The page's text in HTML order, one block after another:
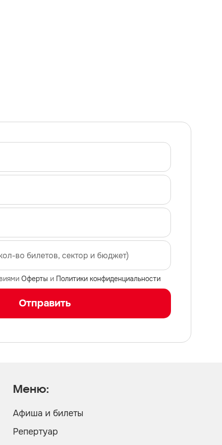
Оферты и Политики конфиденциальности
Отправить
Меню:
Афиша и билеты
Репертуар